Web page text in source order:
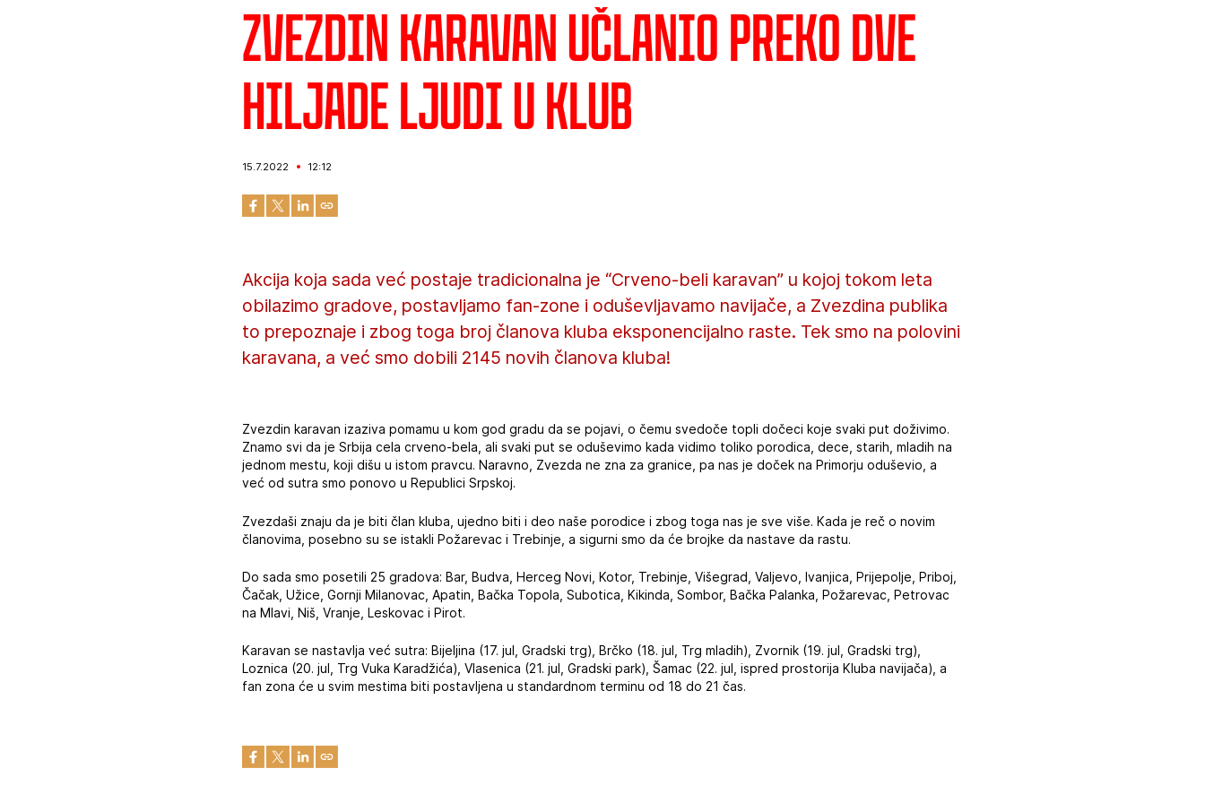
Zvezdin karavan učlanio preko dve
hiljade ljudi u klub
15.7.2022 12:12
Akcija koja sada već postaje tradicionalna je “Crveno-beli karavan” u kojoj tokom leta
obilazimo gradove, postavljamo fan-zone i oduševljavamo navijače, a Zvezdina publika
to prepoznaje i zbog toga broj članova kluba eksponencijalno raste. Tek smo na polovini
karavana, a već smo dobili 2145 novih članova kluba!
Zvezdin karavan izaziva pomamu u kom god gradu da se pojavi, o čemu svedoče topli dočeci koje svaki put doživimo.
Znamo svi da je Srbija cela crveno-bela, ali svaki put se oduševimo kada vidimo toliko porodica, dece, starih, mladih na
jednom mestu, koji dišu u istom pravcu. Naravno, Zvezda ne zna za granice, pa nas je doček na Primorju oduševio, a
već od sutra smo ponovo u Republici Srpskoj.
Zvezdaši znaju da je biti član kluba, ujedno biti i deo naše porodice i zbog toga nas je sve više. Kada je reč o novim
članovima, posebno su se istakli Požarevac i Trebinje, a sigurni smo da će brojke da nastave da rastu.
Do sada smo posetili 25 gradova: Bar, Budva, Herceg Novi, Kotor, Trebinje, Višegrad, Valjevo, Ivanjica, Prijepolje, Priboj,
Čačak, Užice, Gornji Milanovac, Apatin, Bačka Topola, Subotica, Kikinda, Sombor, Bačka Palanka, Požarevac, Petrovac
na Mlavi, Niš, Vranje, Leskovac i Pirot.
Karavan se nastavlja već sutra: Bijeljina (17. jul, Gradski trg), Brčko (18. jul, Trg mladih), Zvornik (19. jul, Gradski trg),
Loznica (20. jul, Trg Vuka Karadžića), Vlasenica (21. jul, Gradski park), Šamac (22. jul, ispred prostorija Kluba navijača), a
fan zona će u svim mestima biti postavljena u standardnom terminu od 18 do 21 čas.